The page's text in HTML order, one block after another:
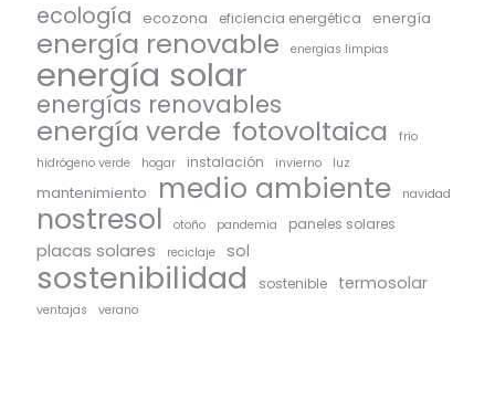
ecología ecozona eficiencia energética energía
energía renovable energías limpias
energía solar
energías renovables
energía verde fotovoltaica
frío
hidrógeno verde
hogar instalación invierno luz
mantenimiento medio ambiente navidad
nostresol otoño pandemia paneles solares
placas solares reciclaje sol
sostenibilidad sostenible termosolar
ventajas verano